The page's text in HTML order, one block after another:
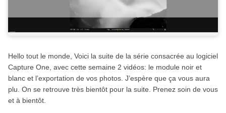
Hello tout le monde, Voici la suite de la série consacrée au logiciel
Capture One, avec cette semaine 2 vidéos: le module noir et
blanc et l’exportation de vos photos. J’espère que ça vous aura
plu. On se retrouve très bientôt pour la suite. Prenez soin de vous
et à bientôt.